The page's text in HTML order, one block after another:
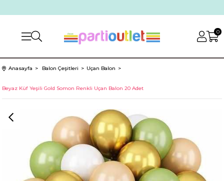
0
Anasayfa Balon Çeşitleri Uçan Balon
Beyaz Küf Yeşili Gold Somon Renkli Uçan Balon 20 Adet